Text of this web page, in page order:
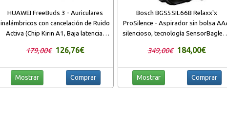
HUAWEI FreeBuds 3 - Auriculares
inalámbricos con cancelación de Ruido
Activa (Chip Kirin A1, Baja latencia,
Altavoz de 14 mm, Carga inalámbrica),
179,00€ 126,76€
Mostrar Comprar
Bosch BGS5SIL66B Relaxx'x
ProSilence - Aspirador sin bolsa
silencioso, tecnología
SelfClean, color negro
349,00€ 184,00€
Mostrar Comprar